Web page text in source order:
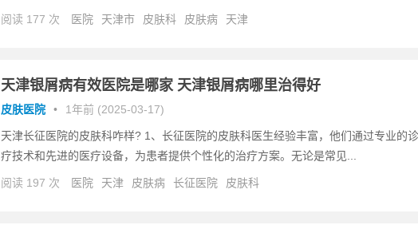
阅读 177 次 医院 天津市 皮肤科 皮肤病 天津
天津银屑病有效医院是哪家 天津银屑病哪里治得好
皮肤医院 • 1年前 (2025-03-17)
天津长征医院的皮肤科咋样? 1、长征医院的皮肤科医生经验丰富，他们通过专业的诊
疗技术和先进的医疗设备，为患者提供个性化的治疗方案。无论是常见...
阅读 197 次 医院 天津 皮肤病 长征医院 皮肤科